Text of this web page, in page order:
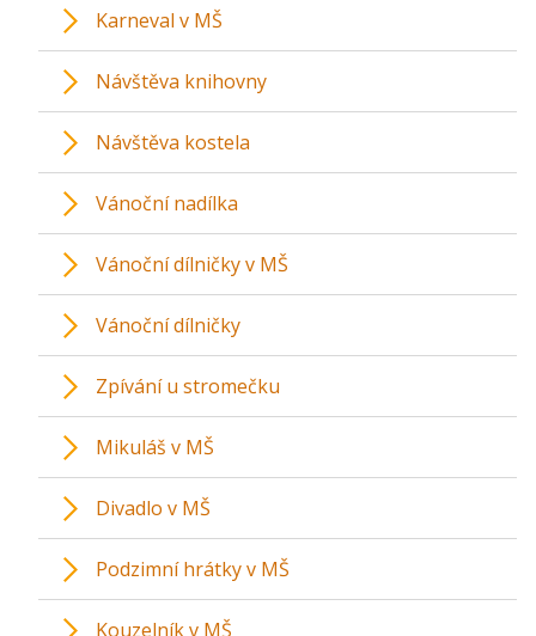
Karneval v MŠ
Návštěva knihovny
Návštěva kostela
Vánoční nadílka
Vánoční dílničky v MŠ
Vánoční dílničky
Zpívání u stromečku
Mikuláš v MŠ
Divadlo v MŠ
Podzimní hrátky v MŠ
Kouzelník v MŠ